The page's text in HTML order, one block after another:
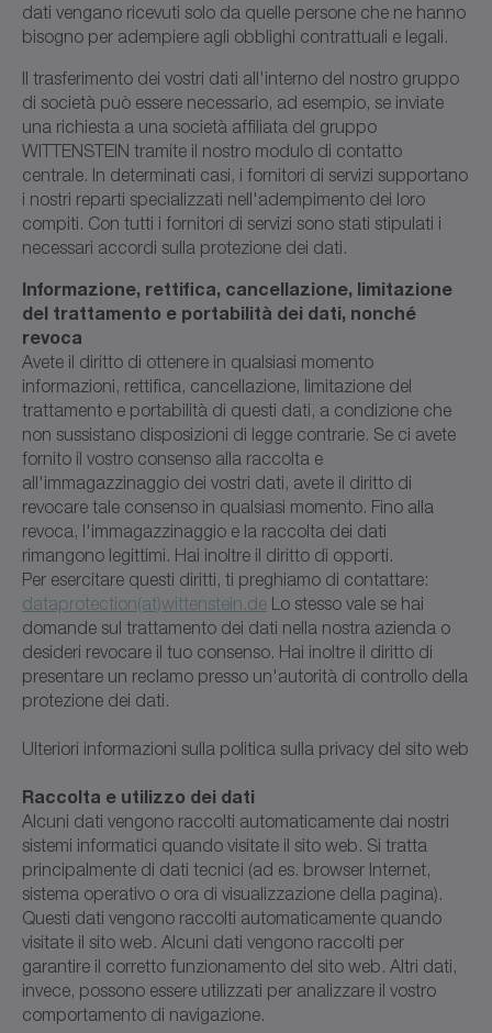
dati vengano ricevuti solo da quelle persone che ne hanno
bisogno per adempiere agli obblighi contrattuali e legali.
Il trasferimento dei vostri dati all'interno del nostro gruppo
di società può essere necessario, ad esempio, se inviate
una richiesta a una società affiliata del gruppo
WITTENSTEIN tramite il nostro modulo di contatto
centrale. In determinati casi, i fornitori di servizi supportano
i nostri reparti specializzati nell'adempimento dei loro
compiti. Con tutti i fornitori di servizi sono stati stipulati i
necessari accordi sulla protezione dei dati.
Informazione, rettifica, cancellazione, limitazione
del trattamento e portabilità dei dati, nonché
revoca
Avete il diritto di ottenere in qualsiasi momento
informazioni, rettifica, cancellazione, limitazione del
trattamento e portabilità di questi dati, a condizione che
non sussistano disposizioni di legge contrarie. Se ci avete
fornito il vostro consenso alla raccolta e
all'immagazzinaggio dei vostri dati, avete il diritto di
revocare tale consenso in qualsiasi momento. Fino alla
revoca, l'immagazzinaggio e la raccolta dei dati
rimangono legittimi. Hai inoltre il diritto di opporti.
Per esercitare questi diritti, ti preghiamo di contattare:
dataprotection(at)wittenstein.de Lo stesso vale se hai
domande sul trattamento dei dati nella nostra azienda o
desideri revocare il tuo consenso. Hai inoltre il diritto di
presentare un reclamo presso un'autorità di controllo della
protezione dei dati.
Ulteriori informazioni sulla politica sulla privacy del sito web
Raccolta e utilizzo dei dati
Alcuni dati vengono raccolti automaticamente dai nostri
sistemi informatici quando visitate il sito web. Si tratta
principalmente di dati tecnici (ad es. browser Internet,
sistema operativo o ora di visualizzazione della pagina).
Questi dati vengono raccolti automaticamente quando
visitate il sito web. Alcuni dati vengono raccolti per
garantire il corretto funzionamento del sito web. Altri dati,
invece, possono essere utilizzati per analizzare il vostro
comportamento di navigazione.